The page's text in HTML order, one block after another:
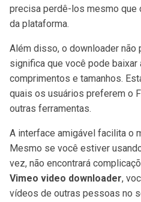
precisa perdê-los mesmo que
da plataforma.
Além disso, o downloader
significa que você pode
comprimentos e tamanhos.
quais os usuários preferem o
outras ferramentas.
A interface amigável facilita o
Mesmo se você estiver
vez, não encontrará
Vimeo video downloader,
vídeos de outras pessoas no